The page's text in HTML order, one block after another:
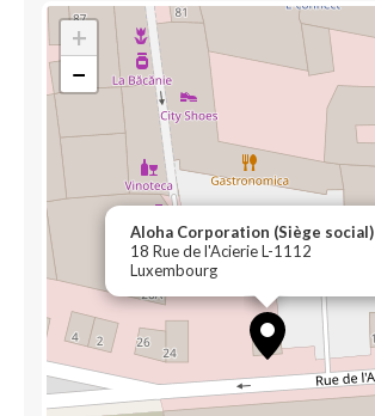
Aloha Corporation (Siège social)
18 Rue de l'Acierie L-1112
Luxembourg
+
−